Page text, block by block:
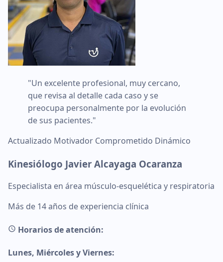
"Un excelente profesional, muy cercano,
que revisa al detalle cada caso y se
preocupa personalmente por la evolución
de sus pacientes."
Actualizado Motivador Comprometido Dinámico
Kinesiólogo Javier Alcayaga Ocaranza
Especialista en área músculo-esquelética y respiratoria
Más de 14 años de experiencia clínica
Horarios de atención:
Lunes, Miércoles y Viernes: